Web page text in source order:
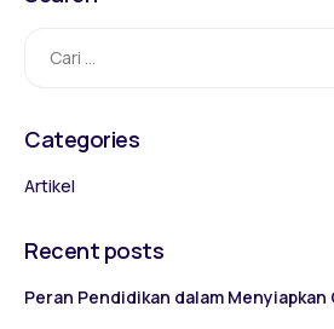
Categories
Artikel
Recent posts
Peran Pendidikan dalam Menyiapkan